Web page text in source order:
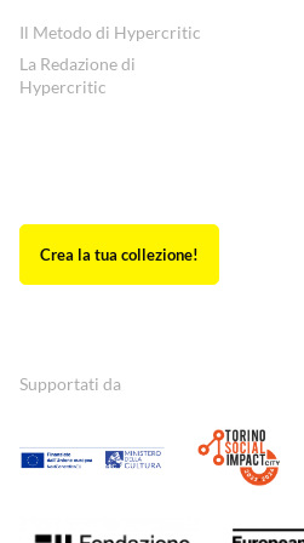
Il Metodo di Hypercritic
La Redazione di
Hypercritic
Supportati da